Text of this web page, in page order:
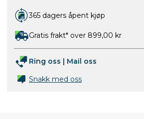
365 dagers åpent kjøp
Gratis frakt* over 899,00 kr
Ring oss | Mail oss
Snakk med oss